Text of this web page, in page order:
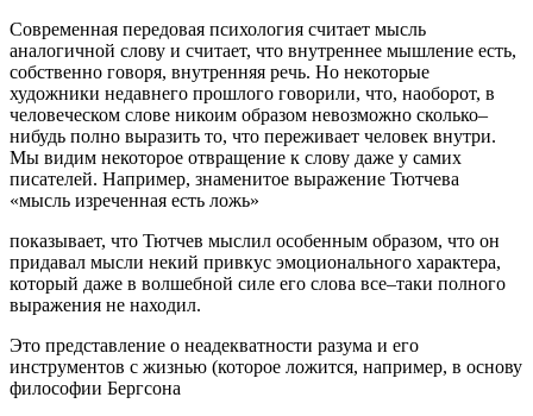
Современная передовая психология считает мысль
аналогичной слову и считает, что внутреннее мышление есть,
собственно говоря, внутренняя речь. Но некоторые
художники недавнего прошлого говорили, что, наоборот, в
человеческом слове никоим образом невозможно сколько–
нибудь полно выразить то, что переживает человек внутри.
Мы видим некоторое отвращение к слову даже у самих
писателей. Например, знаменитое выражение Тютчева
«мысль изреченная есть ложь»
показывает, что Тютчев мыслил особенным образом, что он
придавал мысли некий привкус эмоционального характера,
который даже в волшебной силе его слова все–таки полного
выражения не находил.
Это представление о неадекватности разума и его
инструментов с жизнью (которое ложится, например, в основу
философии Бергсона